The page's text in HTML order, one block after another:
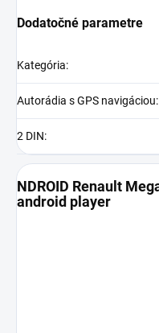
Dodatočné parametre
Kategória:
Autorádia s GPS navigáciou:
2 DIN:
NDROID Renault
android player